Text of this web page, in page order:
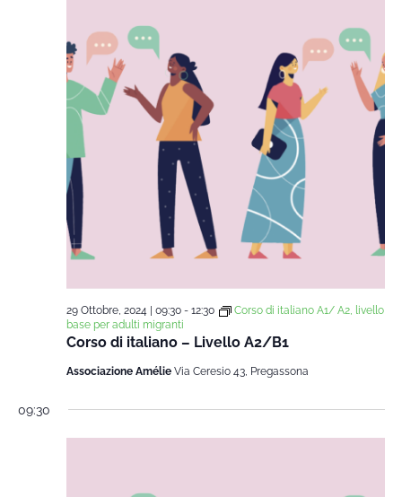
Corso di italiano – Livello A2/B1
29 Ottobre, 2024 | 09:30- 12:30
Corso di italiano A1/ A2, livello
base per adulti migranti
Associazione Amélie Via Ceresio 43, Pregassona
09:30